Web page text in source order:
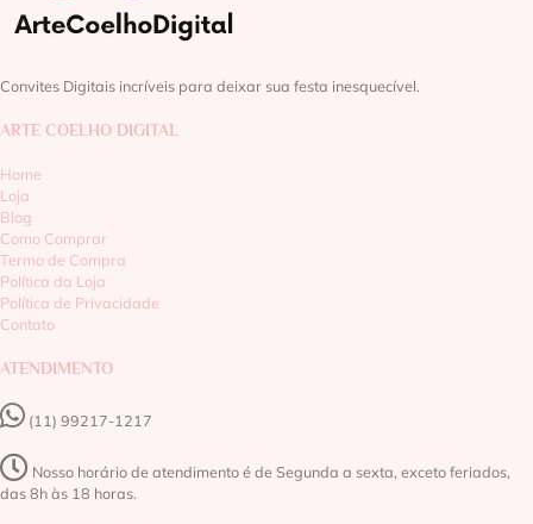
Convites Digitais incríveis para deixar sua festa inesquecível.
ARTE COELHO DIGITAL
Home
Loja
Blog
Como Comprar
Termo de Compra
Política da Loja
Política de Privacidade
Contato
ATENDIMENTO
(11) 99217-1217‬
Nosso horário de atendimento é de Segunda a sexta, exceto feriados,
das 8h às 18 horas.